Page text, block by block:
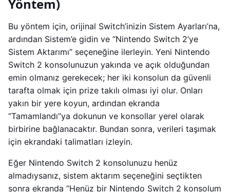
Yöntem)
Bu yöntem için, orijinal Switch’inizin Sistem Ayarları’na,
ardından Sistem’e gidin ve “Nintendo Switch 2’ye
Sistem Aktarımı” seçeneğine ilerleyin. Yeni Nintendo
Switch 2 konsolunuzun yakında ve açık olduğundan
emin olmanız gerekecek; her iki konsolun da güvenli
tarafta olmak için prize takılı olması iyi olur. Onları
yakın bir yere koyun, ardından ekranda
“Tamamlandı”ya dokunun ve konsollar yerel olarak
birbirine bağlanacaktır. Bundan sonra, verileri taşımak
için ekrandaki talimatları izleyin.
Eğer Nintendo Switch 2 konsolunuzu henüz
almadıysanız, sistem aktarım seçeneğini seçtikten
sonra ekranda “Henüz bir Nintendo Switch 2 konsolum